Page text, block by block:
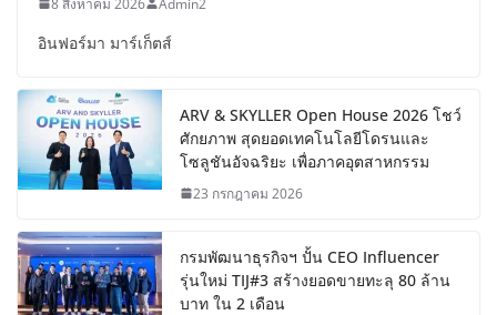
อินฟอร์มา มาร์เก็ตส์
ARV & SKYLLER Open House 2026 โชว์
ศักยภาพ สุดยอดเทคโนโลยีโดรนและ
โซลูชันอัจฉริยะ เพื่อภาคอุตสาหกรรม
23 กรกฎาคม 2026
กรมพัฒนาธุรกิจฯ ปั้น CEO Influencer
รุ่นใหม่ TIJ#3 สร้างยอดขายทะลุ 80 ล้าน
บาท ใน 2 เดือน